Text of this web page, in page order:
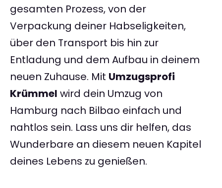
gesamten Prozess, von der
Verpackung deiner Habseligkeiten,
über den Transport bis hin zur
Entladung und dem Aufbau in deinem
neuen Zuhause. Mit Umzugsprofi
Krümmel wird dein Umzug von
Hamburg nach Bilbao einfach und
nahtlos sein. Lass uns dir helfen, das
Wunderbare an diesem neuen Kapitel
deines Lebens zu genießen.